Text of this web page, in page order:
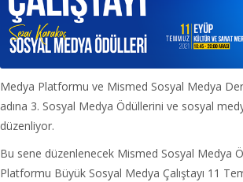
Medya Platformu ve Mismed Sosyal Medya
adına 3. Sosyal Medya Ödüllerini ve sosyal
düzenliyor.
Bu sene düzenlenecek Mismed Sosyal Medya
Platformu Büyük Sosyal Medya Çalıştayı 11